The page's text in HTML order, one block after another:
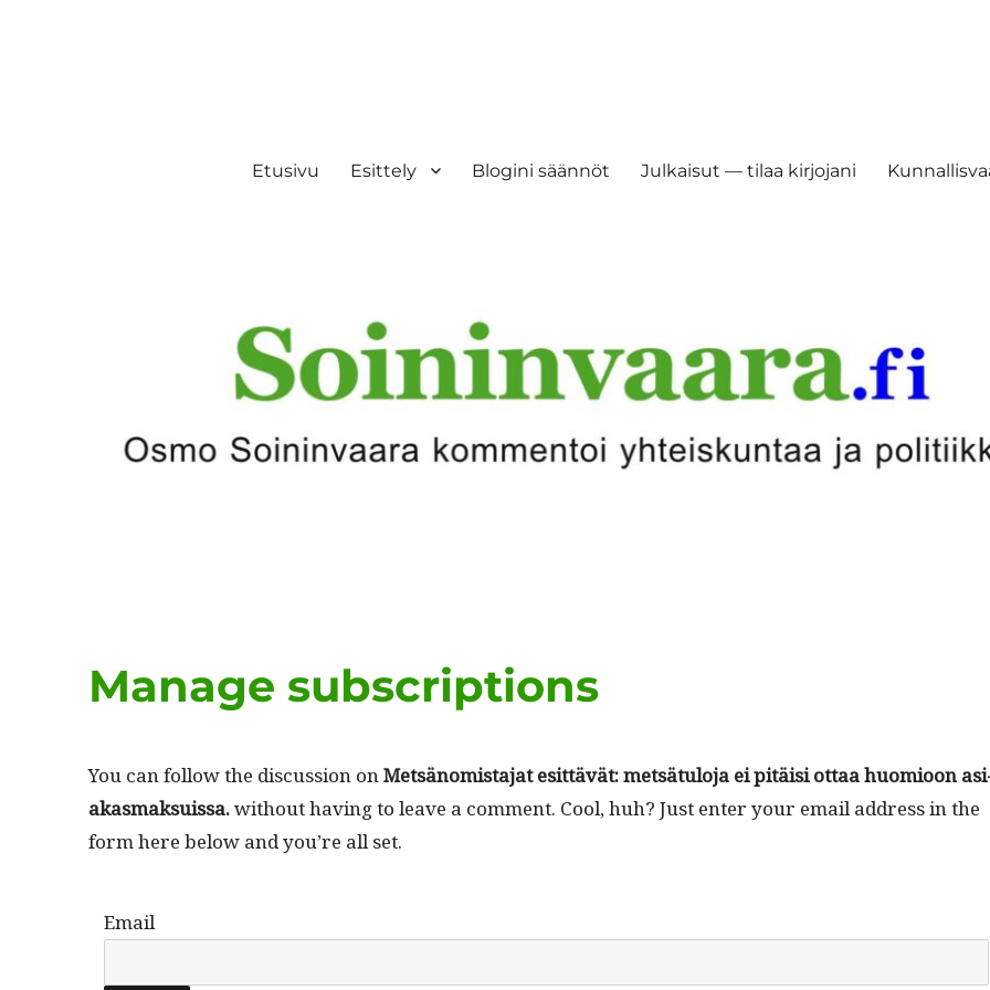
Etusivu Esittely Blogini säännöt Julkaisut — tilaa kirjojani
Manage subscriptions
You can fol­low the dis­cus­sion onMet­sän­o­mis­ta­jat esit­tävät: met­sä­tu­lo­ja ei pitäisi ottaa huomioon
akas­mak­su­is­sa.with­out hav­ing to leave a com­ment. Cool, huh? Just enter your email address in the
form here below and you’re all set.
Email